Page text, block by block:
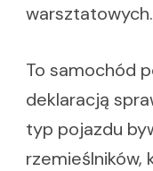
warsztatowych.
To samochód
deklaracją
typ pojazdu
rzemieślników,